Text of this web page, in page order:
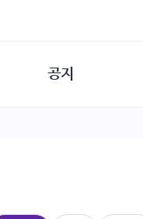
공지